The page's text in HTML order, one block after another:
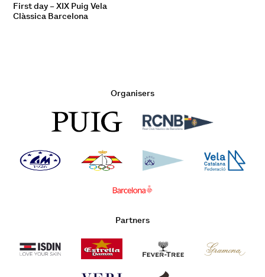
First day – XIX Puig Vela
Clàssica Barcelona
Organisers
Partners